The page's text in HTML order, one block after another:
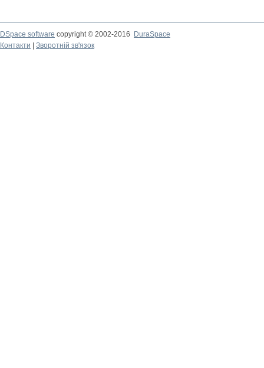
DSpace software copyright © 2002-2016
DuraSpace
Контакти
Зворотній зв'язок